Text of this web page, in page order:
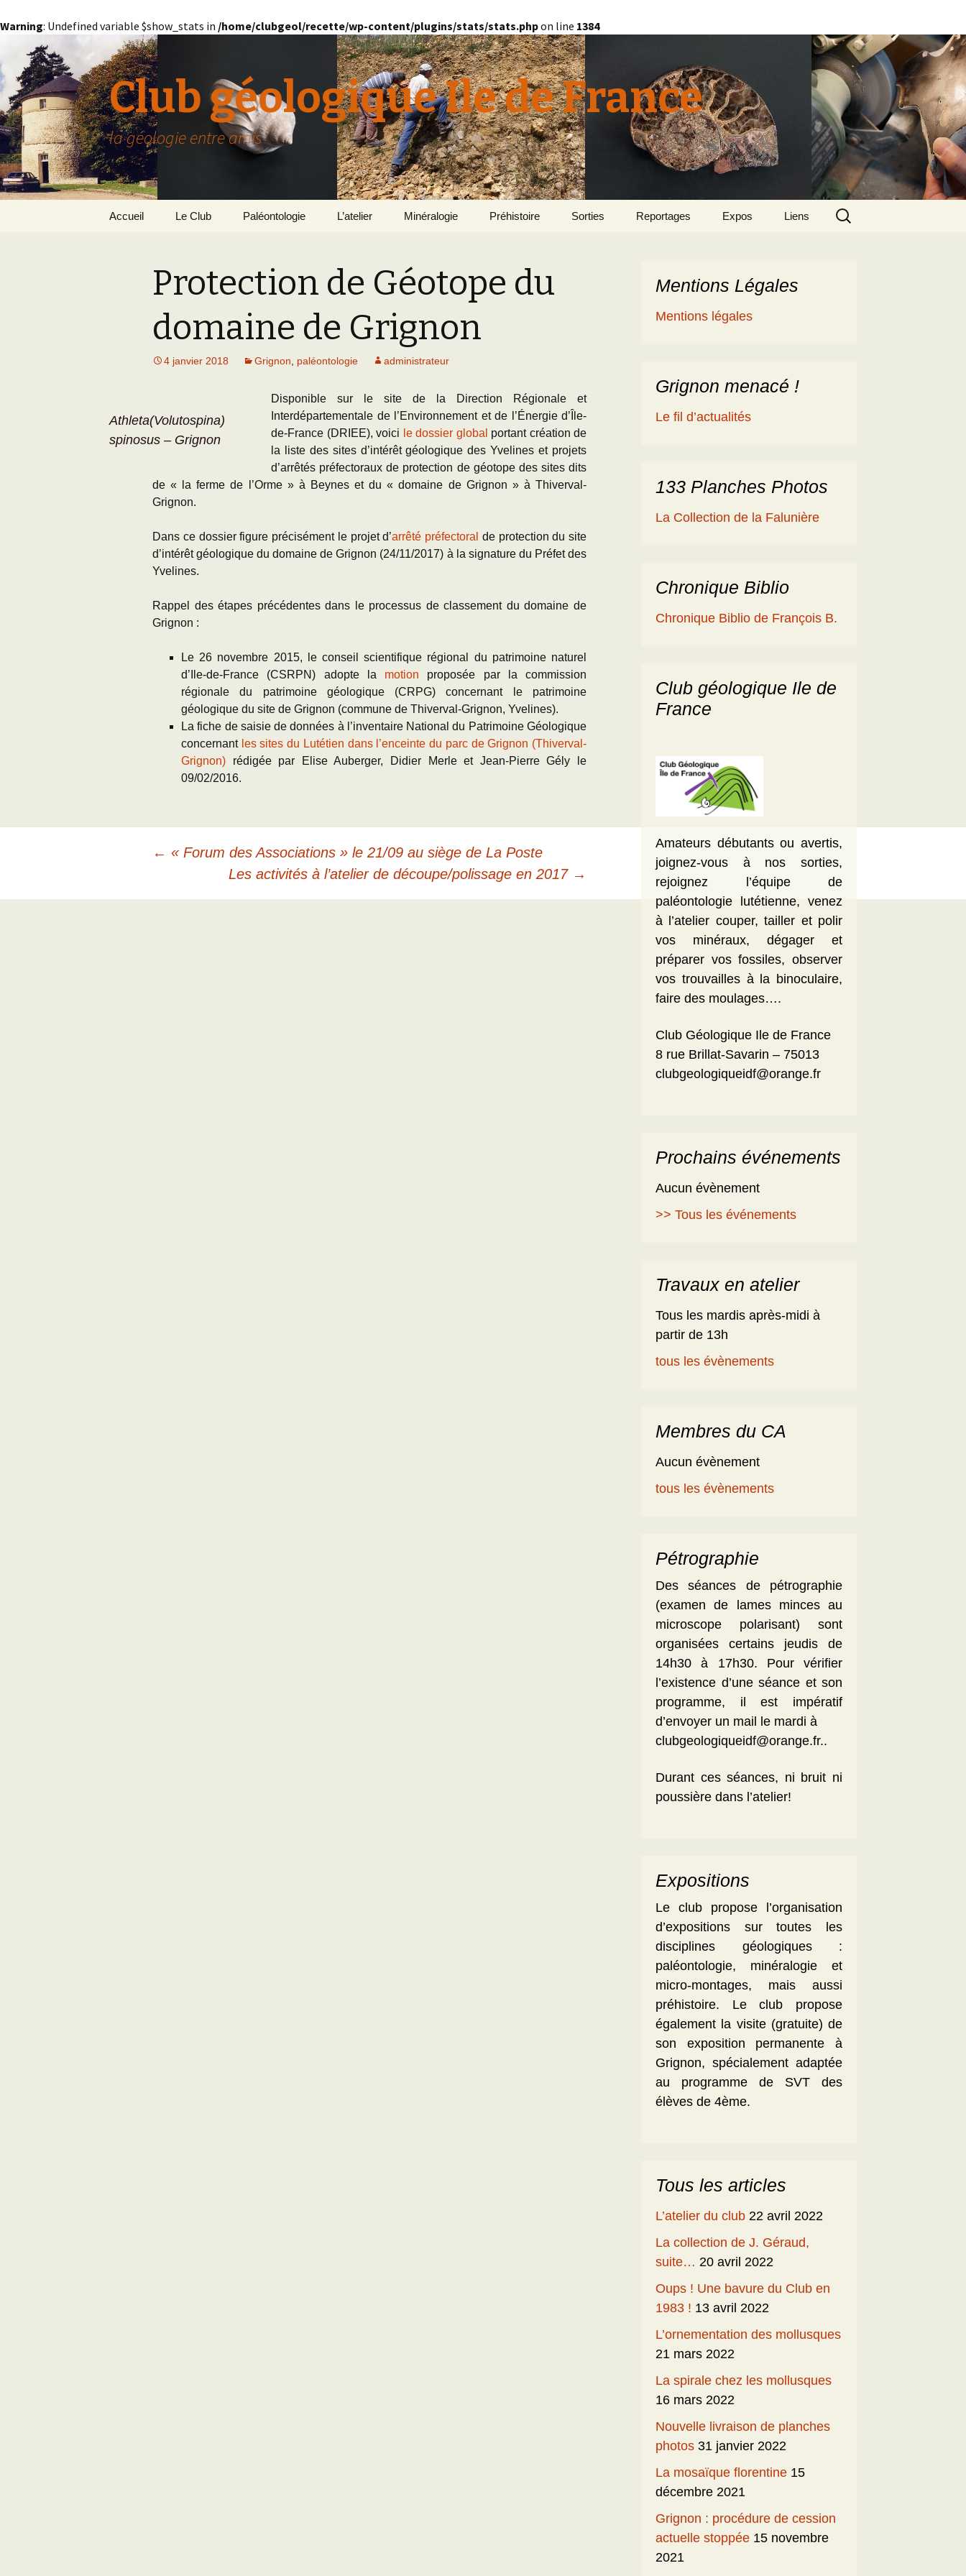
Warning: Undefined variable $show_stats in /home/clubgeol/recette/wp-content/plugins/stats/stats.phpon line 1384
Club géologique Ile de France
la géologie entre amis
Accueil Le Club
Paris
Paléontologie
Le Bassin Parisien
Géomorphologie du
Bassin Parisien
Paléogéographie* du
Bassin Parisien
Cartes géologiques du
L’échelle
chronostratigraphique
Transgression/Régression
marine
GRIGNON – 78 Le Domaine de Grignon
Les Scientifiques à
Grignon
La Collection de la
Falunière
Exposition permanente
et Galerie de Photos
Grignon menacé !!
Paléo
Activités
Réunions thématiques
Les Travaux des
Equipiers
L’atelier Minéralogie Préhistoire Sorties Reportages
Henri
Le patrimoine
géologique
Daguerre et les fossiles
Taxodium silicifiée …
Tous les reportages
Expos Liens
Rechercher :
Protection de Géotope du
domaine de Grignon
4 janvier 2018 Grignon paléontologie administrateur
Athleta(Volutospina)
spinosus – Grignon
Disponible sur le site de la Direction Régionale et
Interdépartementale de l’Environnement et de l’Énergie d’Île-
de-France (DRIEE), voici le dossier global portant création de
la liste des sites d’intérêt géologique des Yvelines et projets
d’arrêtés préfectoraux de protection de géotope des sites dits
de « la ferme de l’Orme » à Beynes et du « domaine de Grignon » à Thiverval-
Grignon.
Dans ce dossier figure précisément le projet d’arrêté préfectoral de protection du site
d’intérêt géologique du domaine de Grignon (24/11/2017) à la signature du Préfet des
Yvelines.
Rappel des étapes précédentes dans le processus de classement du domaine de
Grignon :
Le 26 novembre 2015, le conseil scientifique régional du patrimoine naturel
d’Ile-de-France (CSRPN) adopte la motion proposée par la commission
régionale du patrimoine géologique (CRPG) concernant le patrimoine
géologique du site de Grignon (commune de Thiverval-Grignon, Yvelines).
La fiche de saisie de données à l’inventaire National du Patrimoine Géologique
concernant les sites du Lutétien dans l’enceinte du parc de Grignon (Thiverval-
Grignon) rédigée par Elise Auberger, Didier Merle et Jean-Pierre Gély le
09/02/2016.
Navigation
des
← « Forum des Associations » le 21/09 au siège de La Poste
Les activités à l’atelier de découpe/polissage en 2017 →
Mentions Légales
Mentions légales
Grignon menacé !
Le fil d’actualités
133 Planches Photos
La Collection de la Falunière
Chronique Biblio
Chronique Biblio de François B.
Club géologique Ile de
France
Amateurs débutants ou avertis,
joignez-vous à nos sorties,
rejoignez l’équipe de
paléontologie lutétienne, venez
à l’atelier couper, tailler et polir
vos minéraux, dégager et
préparer vos fossiles, observer
vos trouvailles à la binoculaire,
faire des moulages….
Club Géologique Ile de France
8 rue Brillat-Savarin – 75013
clubgeologiqueidf@orange.fr
Prochains événements
Aucun évènement
>> Tous les événements
Travaux en atelier
Tous les mardis après-midi à
partir de 13h
tous les évènements
Membres du CA
Aucun évènement
tous les évènements
Pétrographie
Des séances de pétrographie
(examen de lames minces au
microscope polarisant) sont
organisées certains jeudis de
14h30 à 17h30. Pour vérifier
l’existence d’une séance et son
programme, il est impératif
d’envoyer un mail le mardi à
clubgeologiqueidf@orange.fr..
Durant ces séances, ni bruit ni
poussière dans l’atelier!
Expositions
Le club propose l’organisation
d’expositions sur toutes les
disciplines géologiques :
paléontologie, minéralogie et
micro-montages, mais aussi
préhistoire. Le club propose
également la visite (gratuite) de
son exposition permanente à
Grignon, spécialement adaptée
au programme de SVT des
élèves de 4ème.
Tous les articles
L’atelier du club 22 avril 2022
La collection de J. Géraud,
suite… 20 avril 2022
Oups ! Une bavure du Club en
1983 ! 13 avril 2022
L’ornementation des mollusques
21 mars 2022
La spirale chez les mollusques
16 mars 2022
Nouvelle livraison de planches
photos 31 janvier 2022
La mosaïque florentine 15
décembre 2021
Grignon : procédure de cession
actuelle stoppée 15 novembre
2021